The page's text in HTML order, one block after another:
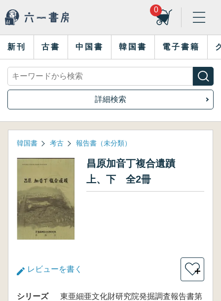
0
新刊 古書 中国書 韓国書 電子書籍
詳細検索
韓国書 考古 報告書（未分類）
昌原加音丁複合遺蹟
上、下 全2冊
レビューを書く ＋
シリーズ
東亜細亜文化財研究院発掘調査報告書第